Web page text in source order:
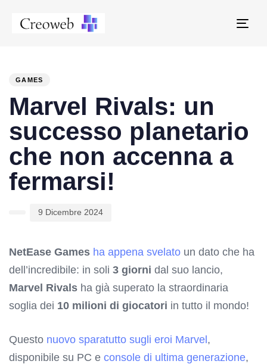
GAMES
Marvel Rivals: un
successo planetario
che non accenna a
fermarsi!
9 Dicembre 2024
NetEase Games ha appena svelato un dato che ha
dell’incredibile: in soli 3 giorni dal suo lancio,
Marvel Rivals ha già superato la straordinaria
soglia dei 10 milioni di giocatori in tutto il mondo!
Questo nuovo sparatutto sugli eroi Marvel,
disponibile su PC e console di ultima generazione,